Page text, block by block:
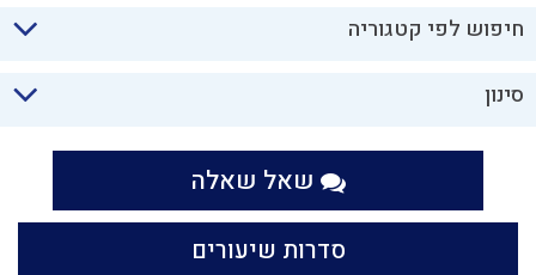
חיפוש לפי קטגוריה
סינון
שאל שאלה
סדרות שיעורים